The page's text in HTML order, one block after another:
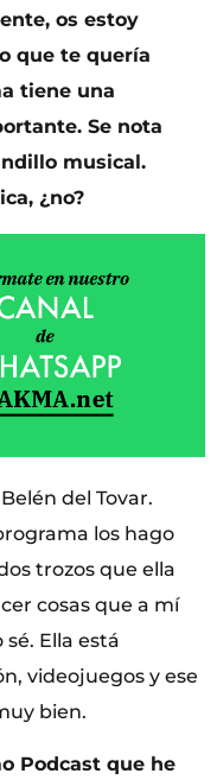
os estoy
que te quería
tiene una
Se nota
musical.
¿no?
del Tovar.
los hago
trozos que ella
cosas que a mí
Ella está
videojuegos y ese
bien.
Podcast que he